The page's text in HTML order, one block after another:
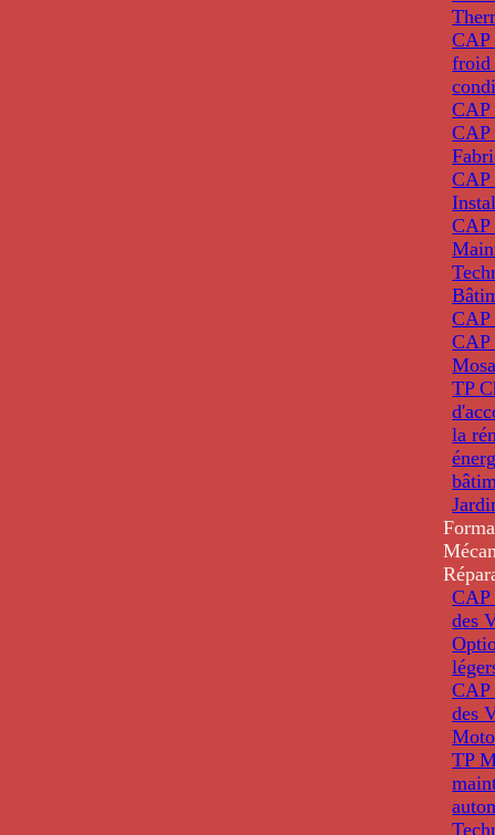
CAP
froid
CAP
CAP
CAP
CAP
CAP
CAP
TP
la
CAP
des
CAP
des
TP